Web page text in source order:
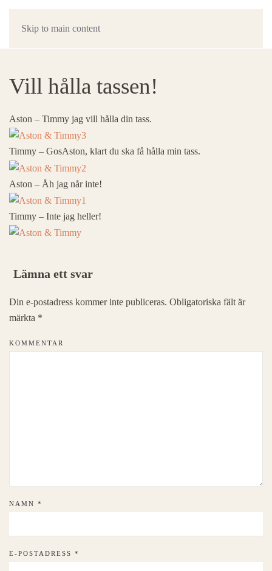
Skip to main content
Vill hålla tassen!
Aston – Timmy jag vill hålla din tass.
Timmy – GosAston, klart du ska få hålla min tass.
Aston – Åh jag når inte!
Timmy – Inte jag heller!
Lämna ett svar
Din e-postadress kommer inte publiceras. Obligatoriska fält är
märkta *
KOMMENTAR
NAMN *
E-POSTADRESS *